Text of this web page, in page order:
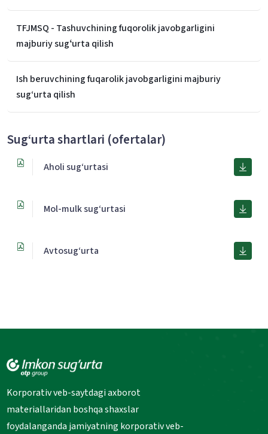
TFJMSQ - Tashuvchining fuqorolik javobgarligini
majburiy sugʻurta qilish
Ish beruvchining fuqarolik javobgarligini majburiy
sug‘urta qilish
Sug‘urta shartlari (ofertalar)
Aholi sug‘urtasi
Mol-mulk sug‘urtasi
Avtosug‘urta
Korporativ veb-saytdagi axborot
materiallaridan boshqa shaxslar
foydalanganda jamiyatning korporativ veb-